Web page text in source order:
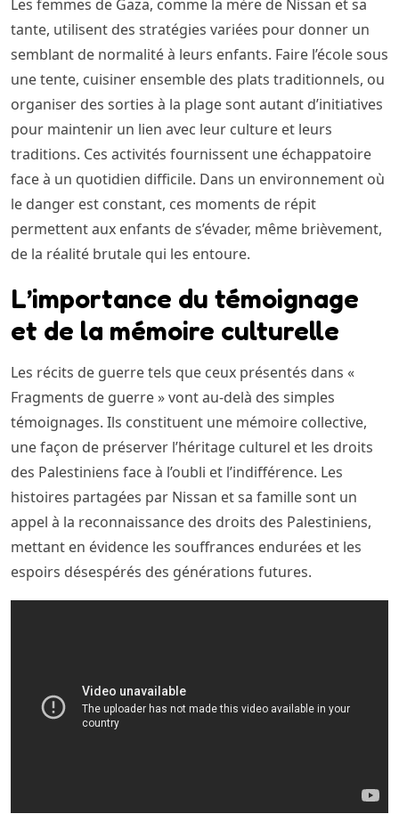
Les femmes de Gaza, comme la mère de Nissan et sa
tante, utilisent des stratégies variées pour donner un
semblant de normalité à leurs enfants. Faire l’école sous
une tente, cuisiner ensemble des plats traditionnels, ou
organiser des sorties à la plage sont autant d’initiatives
pour maintenir un lien avec leur culture et leurs
traditions. Ces activités fournissent une échappatoire
face à un quotidien difficile. Dans un environnement où
le danger est constant, ces moments de répit
permettent aux enfants de s’évader, même brièvement,
de la réalité brutale qui les entoure.
L’importance du témoignage
et de la mémoire culturelle
Les récits de guerre tels que ceux présentés dans «
Fragments de guerre » vont au-delà des simples
témoignages. Ils constituent une mémoire collective,
une façon de préserver l’héritage culturel et les droits
des Palestiniens face à l’oubli et l’indifférence. Les
histoires partagées par Nissan et sa famille sont un
appel à la reconnaissance des droits des Palestiniens,
mettant en évidence les souffrances endurées et les
espoirs désespérés des générations futures.